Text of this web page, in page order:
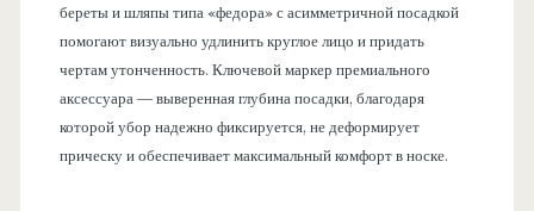
береты и шляпы типа «федора» с асимметричной посадкой
помогают визуально удлинить круглое лицо и придать
чертам утонченность. Ключевой маркер премиального
аксессуара — выверенная глубина посадки, благодаря
которой убор надежно фиксируется, не деформирует
прическу и обеспечивает максимальный комфорт в носке.